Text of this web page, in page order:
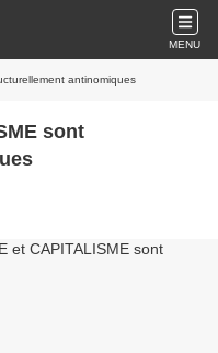
MENU
antinomiques
sont